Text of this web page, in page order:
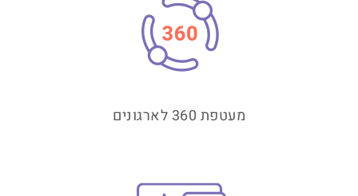
מעטפת 360 לארגונים